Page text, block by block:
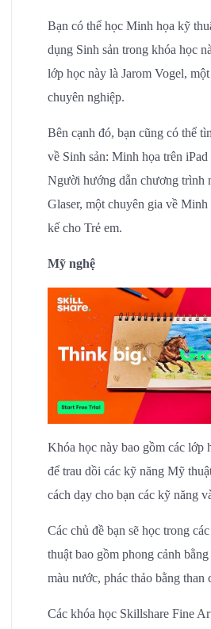
Bạn có thể học Minh họa kỹ
dụng Sinh sản trong khóa học
lớp học này là Jarom Vogel,
chuyên nghiệp.
Bên cạnh đó, bạn cũng có thể
về Sinh sản: Minh họa trên iPad
Người hướng dẫn chương trình
Glaser, một chuyên gia về
kế cho Trẻ em.
Mỹ nghệ
Khóa học này bao gồm các lớp
để trau dồi các kỹ năng Mỹ
cách dạy cho bạn các kỹ năng
Các chủ đề bạn sẽ học trong
thuật bao gồm phong cảnh
màu nước, phác thảo bằng than
Các khóa học Skillshare Fine